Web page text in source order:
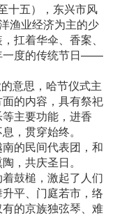
十五），东兴市风
渔业经济为主的少
扛着华伞、香案、
一度的传统节日——
的意思，哈节仪式主
的内容，具有祭祀
主要功能，进香
，贯穿始终。
的民间代表团，和
，共庆圣日。
鼓槌，激起了人们
平、门庭若市，络
的京族独弦琴、难